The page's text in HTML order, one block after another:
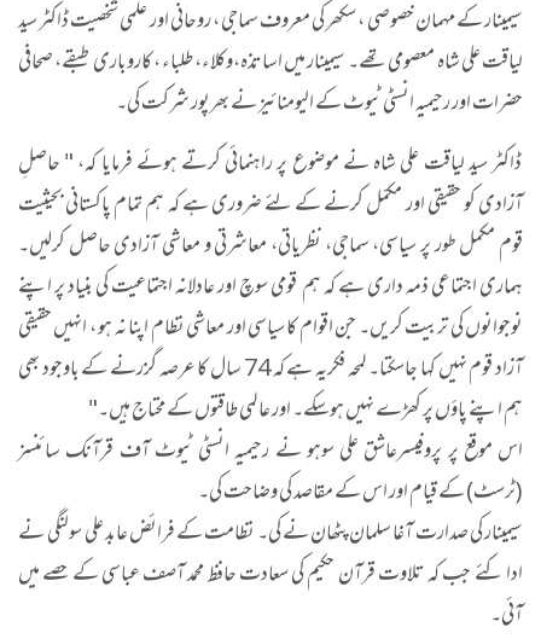
سیمینار کے مہمان خصوصی ، سکھر کی معروف سماجی ، روحانی اور علمی شخصیت ڈاکٹر سید
لیاقت علی شاہ معصومی تھے۔ سیمینار میں اساتذہ،وکلاء، طلباء، کاروباری طبقے، صحافی
حضرات اور رحیمیہ انسٹی ٹیوٹ کے الیومنائیز نے بھرپور شرکت کی۔
ڈاکٹر سید لیاقت علی شاہ نے موضوع پر راہنمائی کرتے ہوئے فرمایا کہ، " حاصلِ
آزادی کو حقیقی اور مکمّل کرنے کے لئے ضروری ہے کہ ہم تمام پاکستانی بحیثیت
قوم مکمل طور پر سیاسی، سماجی، نظریاتی، معاشرتی و معاشی آزادی حاصل کرلیں۔
ہماری اجتماعی ذمہ داری ہے کہ ہم قومی سوچ اور عادلانہ اجتماعیت کی بنیاد پر اپنے
نوجوانوں کی تربیت کریں۔ جن اقوام کا سیاسی اور معاشی نظام اپنا نہ ہو ، انہیں حقیقی
آزاد قوم نہیں کہا جاسکتا۔ لمحہ فکریہ ہے کہ 74 سال کا عرصہ گزرنے کے باوجود بھی
ہم اپنے پاؤں پر کھڑے نہیں ہوسکے۔ اور عالمی طاقتوں کے محتاج ہیں۔"
اس موقع پر پروفیسرعاشق علی سوہو نے رحیمیہ انسٹی ٹیوٹ آف قرآنک سائنسز
(ٹرسٹ) کے قیام اور اس کے مقاصد کی وضاحت کی۔
سیمینار کی صدارت آغا سلمان پٹھان نے کی۔ نظامت کے فرائض عابد علی سولنگی نے
ادا کئے جب کہ تلاوت قرآن حکیم کی سعادت حافظ محمد آصف عباسی کے حصے میں
آئی۔